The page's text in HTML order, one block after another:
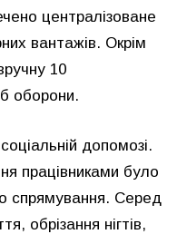
централізоване
вантажів. Окрім
10
оборони.
допомозі.
працівниками було
спрямування. Серед
обрізання нігтів,